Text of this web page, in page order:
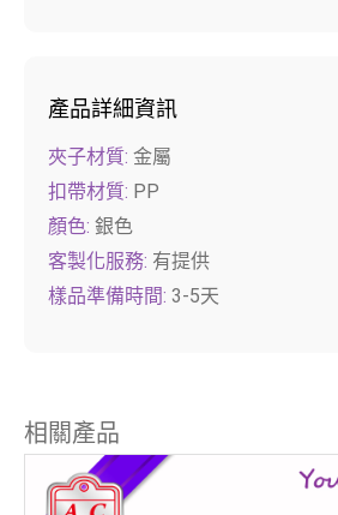
產品詳細資訊
夾子材質: 金屬
扣帶材質: PP
顏色: 銀色
客製化服務: 有提供
樣品準備時間: 3-5天
相關產品